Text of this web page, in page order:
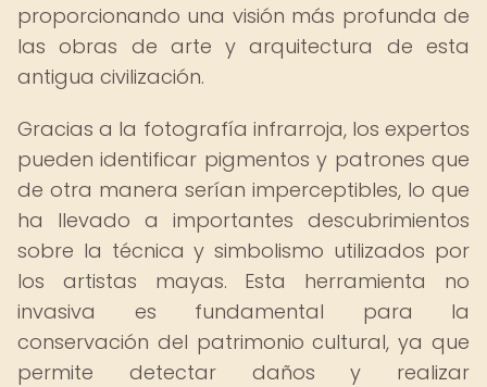
proporcionando una visión más profunda de
las obras de arte y arquitectura de esta
antigua civilización.
Gracias a la fotografía infrarroja, los expertos
pueden identificar pigmentos y patrones que
de otra manera serían imperceptibles, lo que
ha llevado a importantes descubrimientos
sobre la técnica y simbolismo utilizados por
los artistas mayas. Esta herramienta no
invasiva es fundamental para la
conservación del patrimonio cultural, ya que
permite detectar daños y realizar